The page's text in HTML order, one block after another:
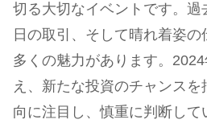
切る大切なイベントです。
日の取引、そして晴れ着姿
多くの魅力があります。
え、新たな投資のチャンス
向に注目し、慎重に判断して